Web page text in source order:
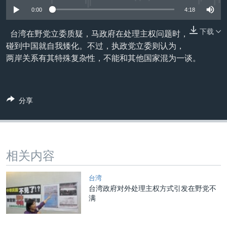
美洲
全球议题
劳工
环境
美中关系
美国建国250周年
埃博拉疫情
美国之音专访
台海两岸关系
南中国海争端
关注新疆
GEN Z 看美国
中文广播
关注我们
其他语言网站
0:00 4:18
下载
台湾在野党立委质疑，马政府在处理主权问题时，
碰到中国就自我矮化。不过，执政党立委则认为，
两岸关系有其特殊复杂性，不能和其他国家混为一谈。
分享
相关内容
台湾
台湾政府对外处理主权方式引发在野党不
满